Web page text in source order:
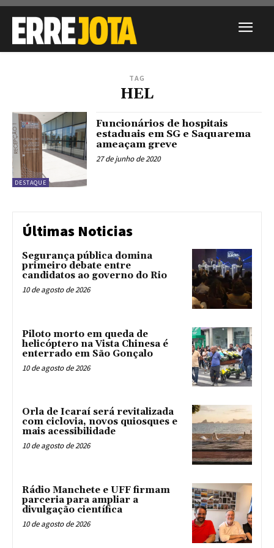
TAG
HEL
DESTAQUE
Funcionários de hospitais
estaduais em SG e Saquarema
ameaçam greve
27 de junho de 2020
Últimas Noticias
Segurança pública domina
primeiro debate entre
candidatos ao governo do Rio
10 de agosto de 2026
Piloto morto em queda de
helicóptero na Vista Chinesa é
enterrado em São Gonçalo
10 de agosto de 2026
Orla de Icaraí será revitalizada
com ciclovia, novos quiosques e
mais acessibilidade
10 de agosto de 2026
Rádio Manchete e UFF firmam
parceria para ampliar a
divulgação científica
10 de agosto de 2026